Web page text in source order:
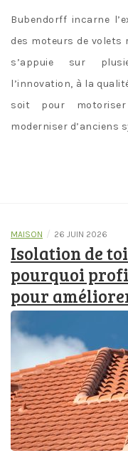
Bubendorff incarne
des moteurs de
s’appuie sur
l’innovation, à la
soit pour
moderniser d’anciens
MAISON / 26 JUIN 2026
Isolation de
pourquoi
pour